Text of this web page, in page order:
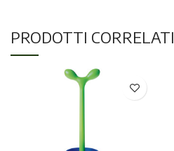
PRODOTTI CORRELATI